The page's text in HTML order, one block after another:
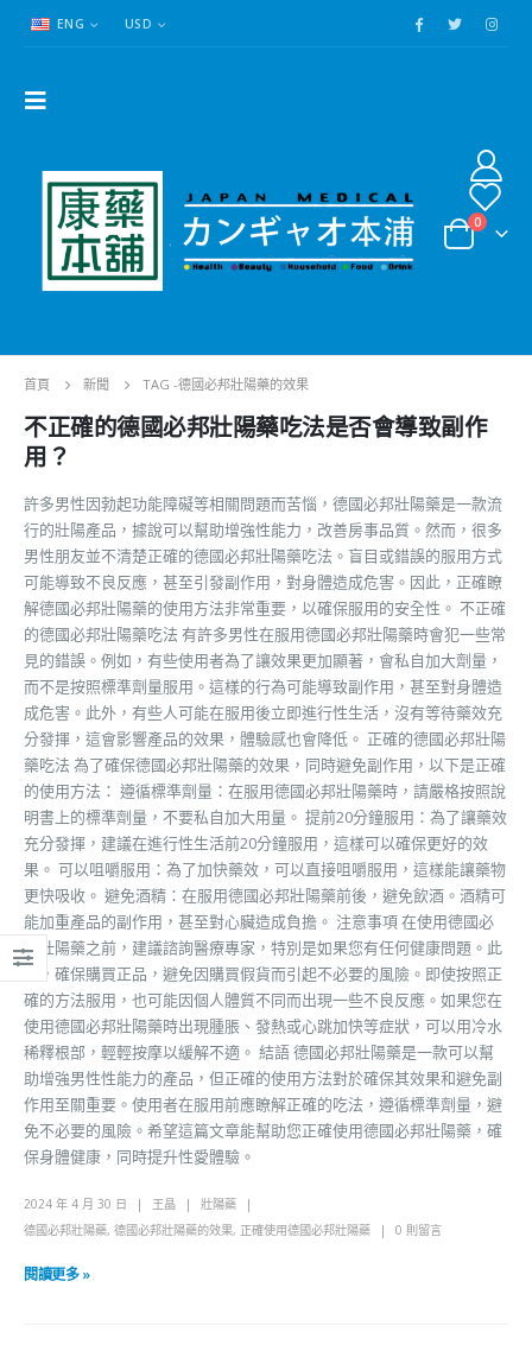
ENG USD
0
首頁 新聞 TAG -德國必邦壯陽藥的效果
不正確的德國必邦壯陽藥吃法是否會導致副作
用？
許多男性因勃起功能障礙等相關問題而苦惱，德國必邦壯陽藥是一款流
行的壯陽產品，據說可以幫助增強性能力，改善房事品質。然而，很多
男性朋友並不清楚正確的德國必邦壯陽藥吃法。盲目或錯誤的服用方式
可能導致不良反應，甚至引發副作用，對身體造成危害。因此，正確瞭
解德國必邦壯陽藥的使用方法非常重要，以確保服用的安全性。 不正確
的德國必邦壯陽藥吃法 有許多男性在服用德國必邦壯陽藥時會犯一些常
見的錯誤。例如，有些使用者為了讓效果更加顯著，會私自加大劑量，
而不是按照標準劑量服用。這樣的行為可能導致副作用，甚至對身體造
成危害。此外，有些人可能在服用後立即進行性生活，沒有等待藥效充
分發揮，這會影響產品的效果，體驗感也會降低。 正確的德國必邦壯陽
藥吃法 為了確保德國必邦壯陽藥的效果，同時避免副作用，以下是正確
的使用方法： 遵循標準劑量：在服用德國必邦壯陽藥時，請嚴格按照說
明書上的標準劑量，不要私自加大用量。 提前20分鐘服用：為了讓藥效
充分發揮，建議在進行性生活前20分鐘服用，這樣可以確保更好的效
果。 可以咀嚼服用：為了加快藥效，可以直接咀嚼服用，這樣能讓藥物
更快吸收。 避免酒精：在服用德國必邦壯陽藥前後，避免飲酒。酒精可
能加重產品的副作用，甚至對心臟造成負擔。 注意事項 在使用德國必
邦壯陽藥之前，建議諮詢醫療專家，特別是如果您有任何健康問題。此
外，確保購買正品，避免因購買假貨而引起不必要的風險。即使按照正
確的方法服用，也可能因個人體質不同而出現一些不良反應。如果您在
使用德國必邦壯陽藥時出現腫脹、發熱或心跳加快等症狀，可以用冷水
稀釋根部，輕輕按摩以緩解不適。 結語 德國必邦壯陽藥是一款可以幫
助增強男性性能力的產品，但正確的使用方法對於確保其效果和避免副
作用至關重要。使用者在服用前應瞭解正確的吃法，遵循標準劑量，避
免不必要的風險。希望這篇文章能幫助您正確使用德國必邦壯陽藥，確
保身體健康，同時提升性愛體驗。
2024 年 4 月 30 日 王晶
壯陽藥
德國必邦壯陽藥, 德國必邦壯陽藥的效果, 正確使用德國必邦壯陽藥 0 則留言
閱讀更多 »